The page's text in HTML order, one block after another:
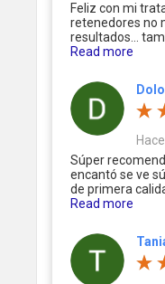
Feliz con mi
retenedores no
resultados...
Read more
Súper
encantó se ve
de primera
Read more